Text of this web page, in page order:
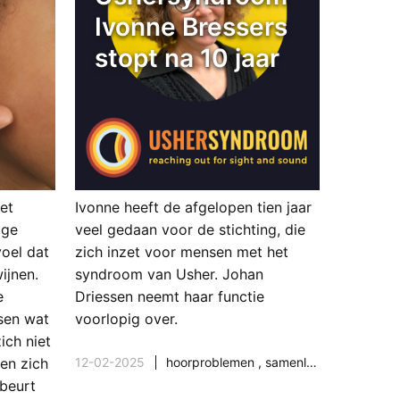
dat
wat
niet
zich
Ivonne Bressers
stopt na 10 jaar
Ivonne heeft de afgelopen tien jaar
veel gedaan voor de stichting, die
zich inzet voor mensen met het
syndroom van Usher. Johan
Driessen neemt haar functie
voorlopig over.
12-02-2025 hoorproblemen , samenleving & maatschappij